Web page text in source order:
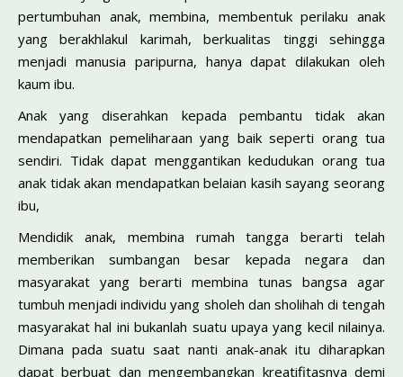
pertumbuhan anak, membina, membentuk perilaku anak
yang berakhlakul karimah, berkualitas tinggi sehingga
menjadi manusia paripurna, hanya dapat dilakukan oleh
kaum ibu.
Anak yang diserahkan kepada pembantu tidak akan
mendapatkan pemeliharaan yang baik seperti orang tua
sendiri. Tidak dapat menggantikan kedudukan orang tua
anak tidak akan mendapatkan belaian kasih sayang seorang
ibu,
Mendidik anak, membina rumah tangga berarti telah
memberikan sumbangan besar kepada negara dan
masyarakat yang berarti membina tunas bangsa agar
tumbuh menjadi individu yang sholeh dan sholihah di tengah
masyarakat hal ini bukanlah suatu upaya yang kecil nilainya.
Dimana pada suatu saat nanti anak-anak itu diharapkan
dapat berbuat dan mengembangkan kreatifitasnya demi